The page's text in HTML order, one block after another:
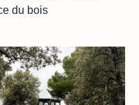
du bois